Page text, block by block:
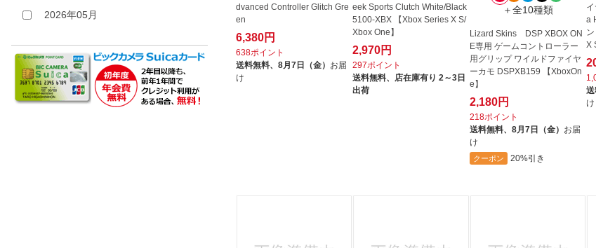
dvanced Controller Glitch Gre
en
6,380円
638ポイント
送料無料、 8月7日（金） お届
け
eek Sports Clutch White/Black
5100-XBX 【Xbox Series X S/
Xbox One】
2,970円
297ポイント
送料無料、 店在庫有り 2～3日
出荷
＋全10種類
Lizard Skins DSP XBOX ON
E専用 ゲームコントローラー
用グリップ ワイルドファイヤ
ーカモ DSPXB159 【XboxOn
e】
2,180円
218ポイント
送料無料、 8月7日（金） お届
け
クーポン 20%引き
a
X
け
2026年05月